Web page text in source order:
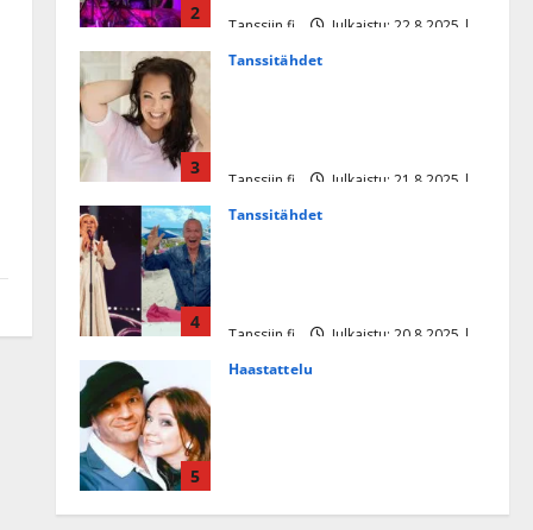
2
Tanssiin.fi
Julkaistu: 22.8.2025 |
3
Tanssitähdet
Tanssiin.fi
Julkaistu: 21.8.2025 |
4
Tanssitähdet
Tanssiin.fi
Julkaistu: 20.8.2025 |
5
Haastattelu
Tanssiin.fi
Julkaistu: 27.4.2025 |